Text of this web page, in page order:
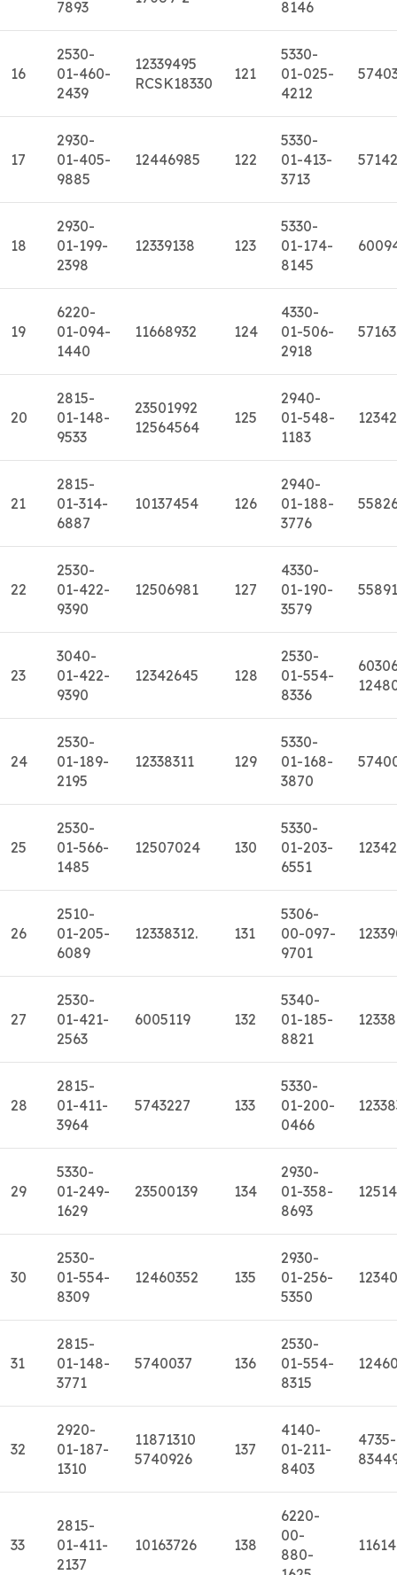
7893
8146
16
2530-
01-460-
2439
12339495
RCSK18330
121
5330-
01-025-
4212
17
2930-
01-405-
9885
12446985 122
5330-
01-413-
3713
18
2930-
01-199-
2398
12339138 123
5330-
01-174-
8145
19
6220-
01-094-
1440
11668932 124
4330-
01-506-
2918
20
2815-
01-148-
9533
23501992
12564564
125
2940-
01-548-
1183
21
2815-
01-314-
6887
10137454 126
2940-
01-188-
3776
22
2530-
01-422-
9390
12506981 127
4330-
01-190-
3579
23
3040-
01-422-
9390
12342645 128
2530-
01-554-
8336
24
2530-
01-189-
2195
12338311 129
5330-
01-168-
3870
25
2530-
01-566-
1485
12507024 130
5330-
01-203-
6551
26
2510-
01-205-
6089
12338312. 131
5306-
00-097-
9701
27
2530-
01-421-
2563
6005119 132
5340-
01-185-
8821
28
2815-
01-411-
3964
5743227 133
5330-
01-200-
0466
29
5330-
01-249-
1629
23500139 134
2930-
01-358-
8693
30
2530-
01-554-
8309
12460352 135
2930-
01-256-
5350
31
2815-
01-148-
3771
5740037 136
2530-
01-554-
8315
32
2920-
01-187-
1310
11871310
5740926
137
4140-
01-211-
8403
4735-
33
2815-
01-411-
2137
10163726 138
6220-
00-
880-